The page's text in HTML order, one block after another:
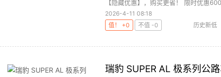
【隐藏优惠】，购买更省！ 限时优惠
2026-4-11 08:18
值！ +0
不值 -0 历史新低
瑞豹 SUPER AL 极系列公